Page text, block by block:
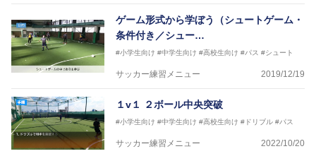
ゲーム形式から学ぼう（シュートゲーム・
条件付き／シュー…
#小学生向け #中学生向け #高校生向け #パス #シュート
サッカー練習メニュー 2019/12/19
１v１ ２ボール中央突破
#小学生向け #中学生向け #高校生向け #ドリブル #パス
サッカー練習メニュー 2022/10/20